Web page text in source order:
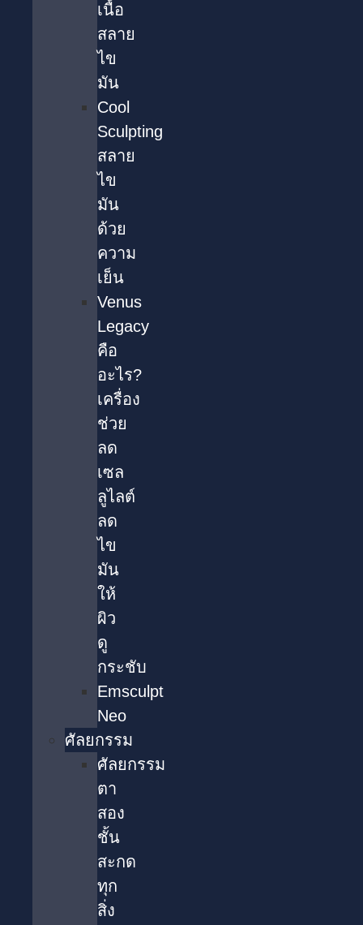
เนื้อ
สลาย
ไข
มัน
Cool
Sculpting
สลาย
ไข
มัน
ด้วย
ความ
เย็น
Venus
Legacy
คือ
อะไร?
เครื่อง
ช่วย
ลด
เซล
ลูไลต์
ลด
ไข
มัน
ให้
ผิว
ดู
กระชับ
Emsculpt
Neo
ศัลยกรรม
ศัลยกรรม
ตา
สอง
ชั้น
สะกด
ทุก
สิ่ง